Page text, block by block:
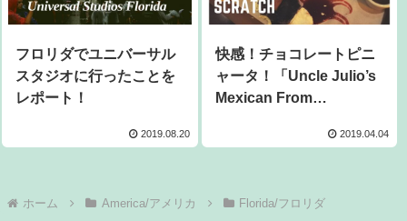
フロリダでユニバーサル
スタジオに行ったことを
レポート！
2019.08.20
快感！チョコレートピニ
ャータ！「Uncle Julio’s
Mexican From
2019.04.04
ホーム America/アメリカ Florida/フロリダ